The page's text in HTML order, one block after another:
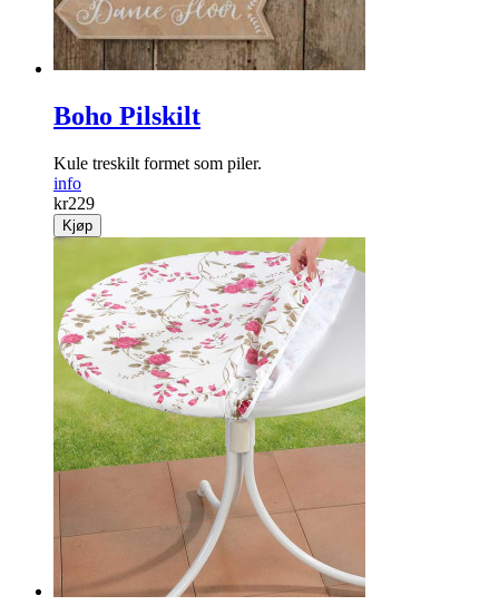
Boho Pilskilt
Kule treskilt formet som piler.
info
kr229
Kjøp